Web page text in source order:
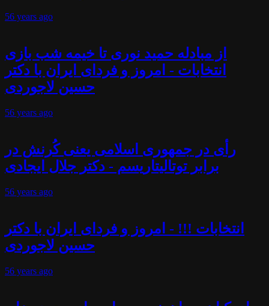
56 years ago
از مبادله حمید نوری تا خیمه شب بازی
انتخابات - امروز و فردای ایران با دکتر
حسین لاجوردی
56 years ago
رأی در جمهوری اسلامی یعنی کُرنش در
برابر توتالیتاریسم - دکتر جلال ایجادی
56 years ago
انتخابات !!! - امروز و فردای ایران با دکتر
حسین لاجوردی
56 years ago